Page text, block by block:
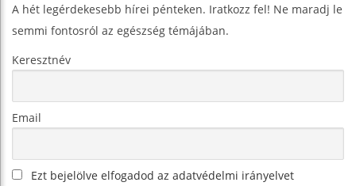
A hét legérdekesebb hírei pénteken. Iratkozz fel! Ne maradj le
semmi fontosról az egészség témájában.
Keresztnév
Email
Ezt bejelölve elfogadod az adatvédelmi irányelvet